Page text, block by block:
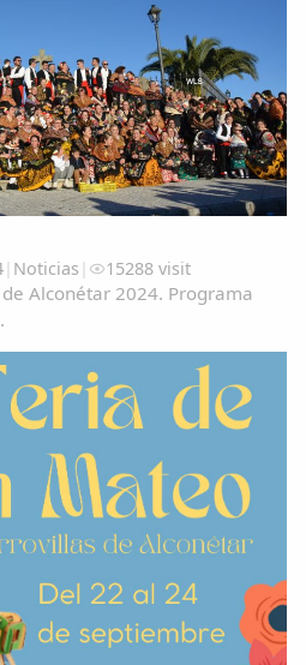
| Noticias | 15288 visit
Alconétar 2024. Programa